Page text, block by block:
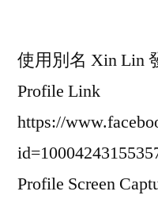
使用別名 Xin Lin
Profile Link
https://
Profile Screen